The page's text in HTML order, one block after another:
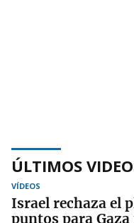
ÚLTIMOS
VÍDEOS
Israel rechaza el
puntos para